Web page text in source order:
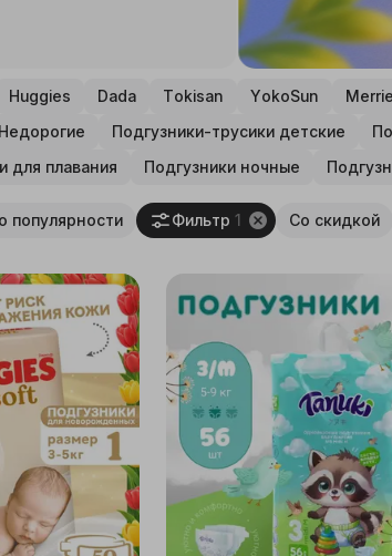
здоровье
посуда
ремонт
хобби
канцелярия
Huggies Dada Tokisan YokoSun
Недорогие Подгузники-трусики детские
для плавания
Подгузники ночные
популярности Фильтр 1 Со скидкой